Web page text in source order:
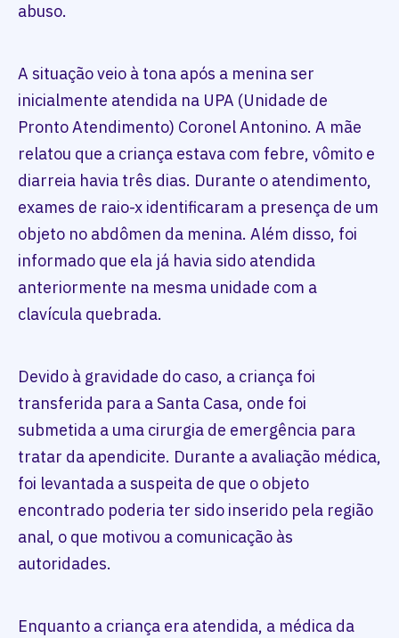
abuso.
A situação veio à tona após a menina ser
inicialmente atendida na UPA (Unidade de
Pronto Atendimento) Coronel Antonino. A mãe
relatou que a criança estava com febre, vômito e
diarreia havia três dias. Durante o atendimento,
exames de raio-x identificaram a presença de um
objeto no abdômen da menina. Além disso, foi
informado que ela já havia sido atendida
anteriormente na mesma unidade com a
clavícula quebrada.
Devido à gravidade do caso, a criança foi
transferida para a Santa Casa, onde foi
submetida a uma cirurgia de emergência para
tratar da apendicite. Durante a avaliação médica,
foi levantada a suspeita de que o objeto
encontrado poderia ter sido inserido pela região
anal, o que motivou a comunicação às
autoridades.
Enquanto a criança era atendida, a médica da